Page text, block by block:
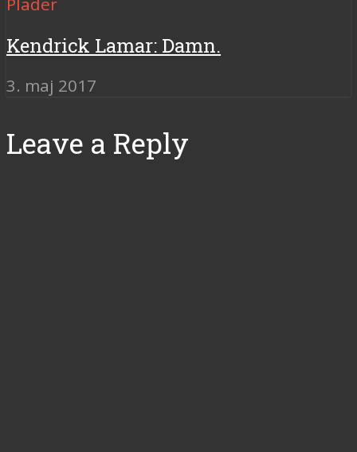
Kendrick Lamar: Damn.
3. maj 2017
Leave a Reply